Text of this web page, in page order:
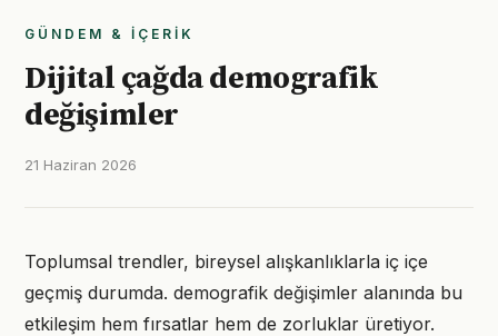
GÜNDEM & İÇERIK
Dijital çağda demografik
değişimler
21 Haziran 2026
Toplumsal trendler, bireysel alışkanlıklarla iç içe
geçmiş durumda. demografik değişimler alanında bu
etkileşim hem fırsatlar hem de zorluklar üretiyor.